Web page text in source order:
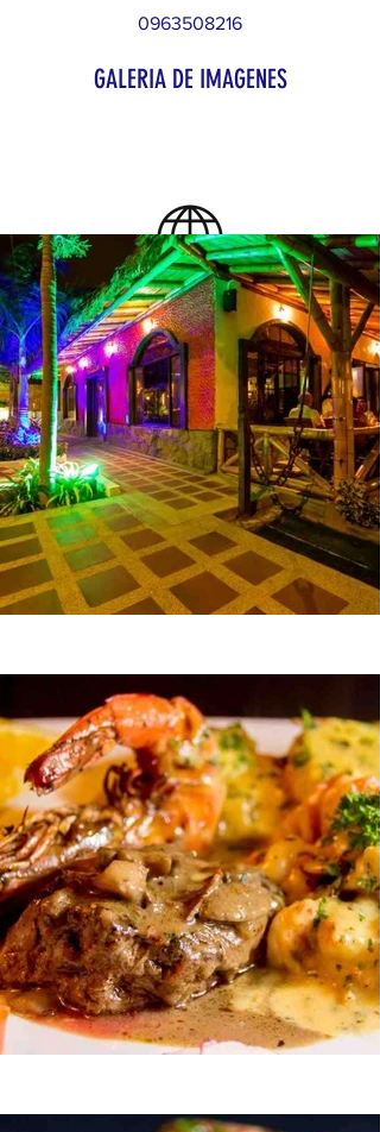
0963508216
Contacto
https://www.instagram.com/elres
ero.rinconargentino/?hl=es
Página Web
GALERIA DE IMAGENES